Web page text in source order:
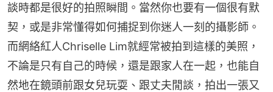
談時都是很好的拍照瞬間。當然你也要有一個很有默
契，或是非常懂得如何捕捉到你迷人一刻的攝影師。
而網絡紅人Chriselle Lim就經常被拍到這樣的美照，
不論是只有自己的時候，還是跟家人在一起，也能自
然地在鏡頭前跟女兒玩耍、跟丈夫閒談，拍出一張又